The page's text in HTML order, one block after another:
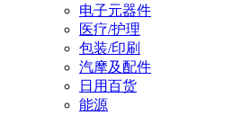
电子元器件
医疗/护理
包装/印刷
汽摩及配件
日用百货
能源